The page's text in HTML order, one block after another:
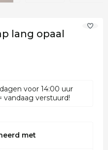
lang opaal
voor 14:00 uur
vandaag verstuurd!
met